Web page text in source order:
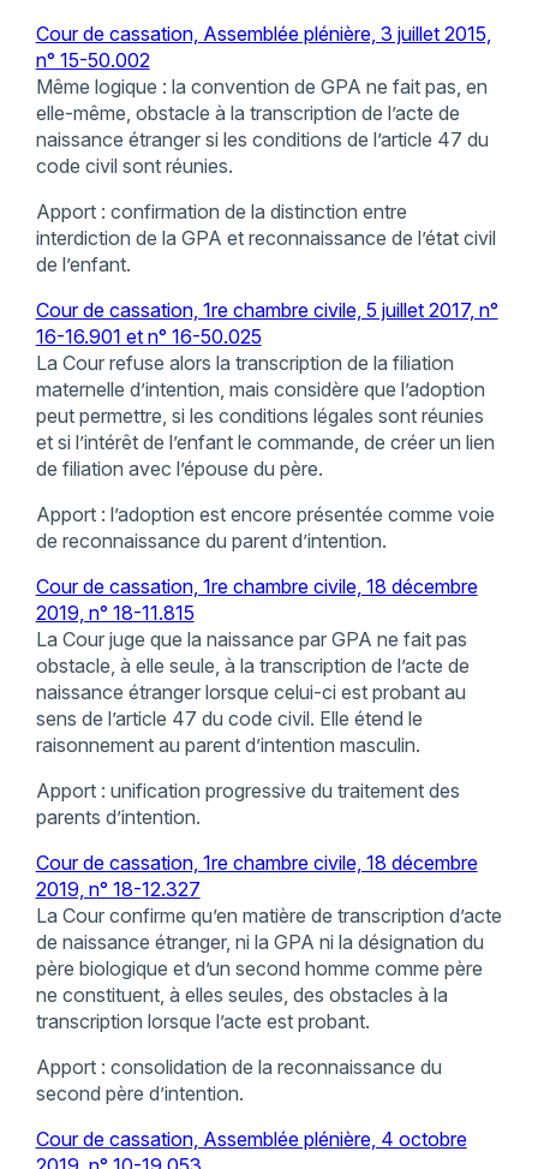
Cour de cassation, Assemblée plénière, 3 juillet 2015,
n° 15-50.002
Même logique : la convention de GPA ne fait pas, en
elle-même, obstacle à la transcription de l’acte de
naissance étranger si les conditions de l’article 47 du
code civil sont réunies.
Apport : confirmation de la distinction entre
interdiction de la GPA et reconnaissance de l’état civil
de l’enfant.
Cour de cassation, 1re chambre civile, 5 juillet 2017, n°
16-16.901 et n° 16-50.025
La Cour refuse alors la transcription de la filiation
maternelle d’intention, mais considère que l’adoption
peut permettre, si les conditions légales sont réunies
et si l’intérêt de l’enfant le commande, de créer un lien
de filiation avec l’épouse du père.
Apport : l’adoption est encore présentée comme voie
de reconnaissance du parent d’intention.
Cour de cassation, 1re chambre civile, 18 décembre
2019, n° 18-11.815
La Cour juge que la naissance par GPA ne fait pas
obstacle, à elle seule, à la transcription de l’acte de
naissance étranger lorsque celui-ci est probant au
sens de l’article 47 du code civil. Elle étend le
raisonnement au parent d’intention masculin.
Apport : unification progressive du traitement des
parents d’intention.
Cour de cassation, 1re chambre civile, 18 décembre
2019, n° 18-12.327
La Cour confirme qu’en matière de transcription d’acte
de naissance étranger, ni la GPA ni la désignation du
père biologique et d’un second homme comme père
ne constituent, à elles seules, des obstacles à la
transcription lorsque l’acte est probant.
Apport : consolidation de la reconnaissance du
second père d’intention.
Cour de cassation, Assemblée plénière, 4 octobre